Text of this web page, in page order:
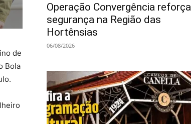
de
Bola
Operação Convergência reforça
segurança na Região das
Hortênsias
06/08/2026